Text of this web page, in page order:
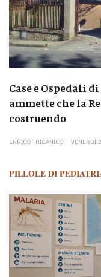
Case e Ospedali
ammette che la
costruendo
ENRICO TRICANICO VENERDÌ
PILLOLE DI